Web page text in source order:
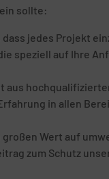
sollte:
jedes Projekt
speziell auf Ihre
aus
in allen
Wert auf
zum Schutz